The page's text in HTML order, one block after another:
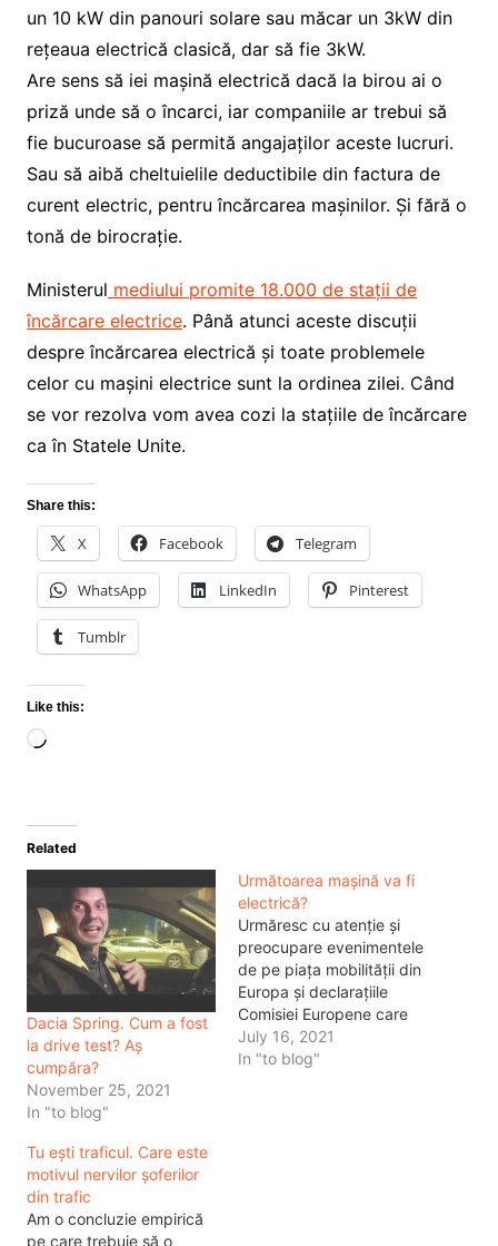
un 10 kW din panouri solare sau măcar un 3kW din
rețeaua electrică clasică, dar să fie 3kW.
Are sens să iei mașină electrică dacă la birou ai o
priză unde să o încarci, iar companiile ar trebui să
fie bucuroase să permită angajaților aceste lucruri.
Sau să aibă cheltuielile deductibile din factura de
curent electric, pentru încărcarea mașinilor. Și fără o
tonă de birocrație.
Ministerul mediului promite 18.000 de stații de
încărcare electrice. Până atunci aceste discuții
despre încărcarea electrică și toate problemele
celor cu mașini electrice sunt la ordinea zilei. Când
se vor rezolva vom avea cozi la stațiile de încărcare
ca în Statele Unite.
Share this:
X Facebook Telegram
WhatsApp LinkedIn Pinterest
Tumblr
Like this:
Loading…
Related
Dacia Spring. Cum a fost
la drive test? Aș
cumpăra?
November 25, 2021
In "to blog"
Următoarea mașină va fi
electrică?
Urmăresc cu atenție și
preocupare evenimentele
de pe piața mobilității din
Europa și declarațiile
Comisiei Europene care
spune că din 2030 nu se
vor mai comercializa
July 16, 2021
In "to blog"
Tu ești traficul. Care este
motivul nervilor șoferilor
din trafic
Am o concluzie empirică
pe care trebuie să o